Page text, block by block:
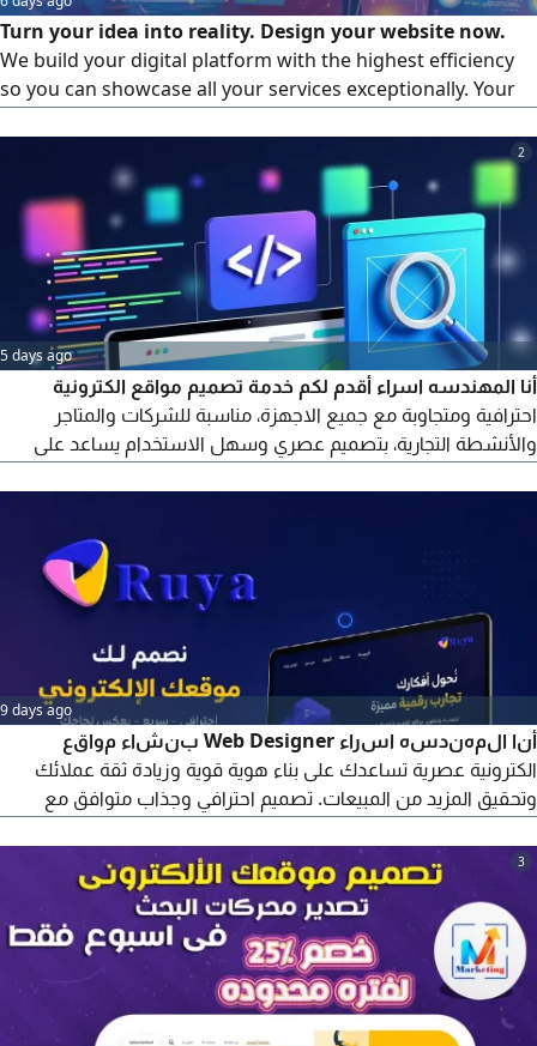
Turn your idea into reality. Design your website now.
We build your digital platform with the highest efficiency
so you can showcase all your services exceptionally. Your
computer monitor. Don't wait. Contact us now and
discover more benefits.
2
5 days ago
أنا المهندسه اسراء أقدم لكم خدمة تصميم مواقع الكترونية
احترافية ومتجاوبة مع جميع الاجهزة، مناسبة للشركات والمتاجر
والأنشطة التجارية، بتصميم عصري وسهل الاستخدام يساعد على
9 days ago
أنا المهندسه اسراء Web Designer بنشاء مواقع
الكترونية عصرية تساعدك على بناء هوية قوية وزيادة ثقة عملائك
وتحقيق المزيد من المبيعات. تصميم احترافي وجذاب متوافق مع
مع محركات البحث (SEO) ابدأ رحلتك الرقمية الآن واجعل مشروعك
متاحا لعملائك في أي وقت ومن أي مكان. تواصل معنا الآن
3